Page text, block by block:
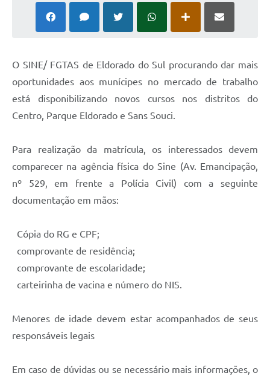
O SINE/ FGTAS de Eldorado do Sul procurando dar mais
oportunidades aos munícipes no mercado de trabalho
está disponibilizando novos cursos nos distritos do
Centro, Parque Eldorado e Sans Souci.
Para realização da matrícula, os interessados devem
comparecer na agência física do Sine (Av. Emancipação,
nº 529, em frente a Polícia Civil) com a seguinte
documentação em mãos:
Cópia do RG e CPF;
comprovante de residência;
comprovante de escolaridade;
carteirinha de vacina e número do NIS.
Menores de idade devem estar acompanhados de seus
responsáveis legais
Em caso de dúvidas ou se necessário mais informações, o